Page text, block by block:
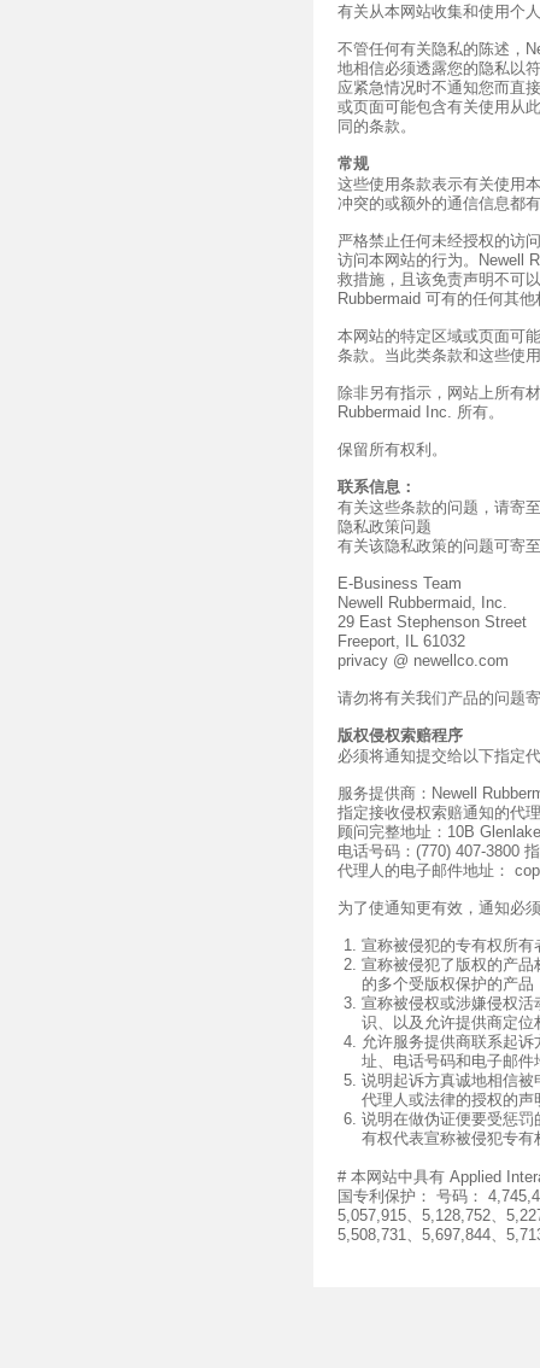
有关从本网站收集和使用个
不管任何有关隐私的陈述，
地相信必须透露您的隐私以
应紧急情况时不通知您而直
或页面可能包含有关使用从
同的条款。
常规
这些使用条款表示有关使用
冲突的或额外的通信信息都
严格禁止任何未经授权的访
访问本网站的行为。Newell
救措施，且该免责声明不可
Rubbermaid 可有的任何其他
本网站的特定区域或页面可
条款。当此类条款和这些使
除非另有指示，网站上所有
Rubbermaid Inc. 所有。
保留所有权利。
联系信息：
有关这些条款的问题，请寄
隐私政策问题
有关该隐私政策的问题可寄
E-Business Team
Newell Rubbermaid, Inc.
29 East Stephenson Street
Freeport, IL 61032
privacy @ newellco.com
请勿将有关我们产品的问题
版权侵权索赔程序
必须将通知提交给以下指定
服务提供商：Newell
指定接收侵权索赔通知的代
顾问完整地址：10B
电话号码：(770) 407-3800
代理人的电子邮件地址：
为了使通知更有效，通知必
宣称被侵犯的专有权所
宣称被侵犯了版权的产
的多个受版权保护的产
宣称被侵权或涉嫌侵权
识、以及允许提供商定位
允许服务提供商联系起
址、电话号码和电子邮件
说明起诉方真诚地相信
代理人或法律的授权的声
说明在做伪证便要受惩
有权代表宣称被侵犯专有
# 本网站中具有 Applied
国专利保护： 号码：
5,057,915、5,128,752、
5,508,731、5,697,844、